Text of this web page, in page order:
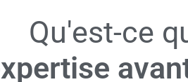
Qu'est-ce